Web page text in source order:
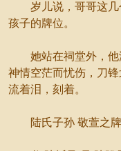
岁儿说，哥哥这几
孩子的牌位。
她站在祠堂外，他
神情空茫而忧伤，刀
流着泪，刻着。
陆氏子孙 敬萱之